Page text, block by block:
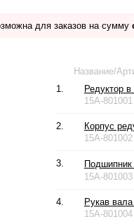
для заказов на сумму
Название/
1.
Редуктор
15A-801001
2.
Корпус
15A-801002
3.
Подшипник
15A-801003
4.
Рукав
15A-801004